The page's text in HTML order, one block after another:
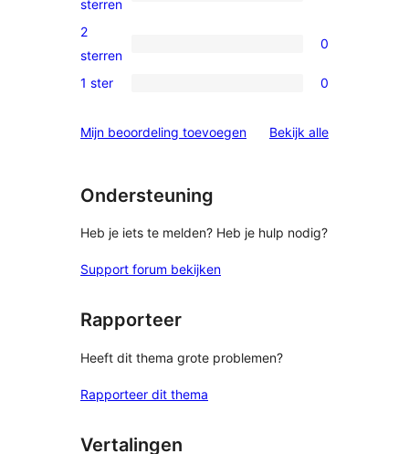
3
sterren
sterren
0
2
beoordelingen
2
sterren
0
0
sterren
1 ster 0
Mijn beoordeling toevoegen Bekijk alle
Ondersteuning
Heb je iets te melden? Heb je hulp nodig?
Support forum bekijken
Rapporteer
Heeft dit thema grote problemen?
Rapporteer dit thema
Vertalingen